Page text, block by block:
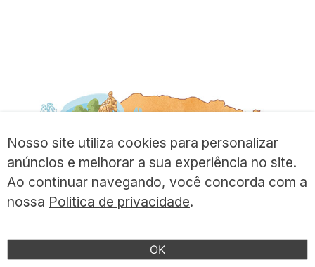
Nosso site utiliza cookies para personalizar
anúncios e melhorar a sua experiência no site.
Ao continuar navegando, você concorda com a
nossa Politica de privacidade.
OK